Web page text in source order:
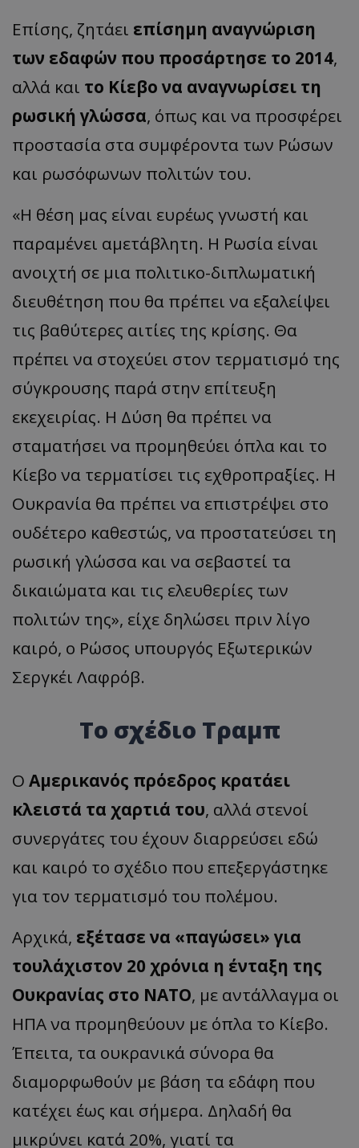
Επίσης, ζητάει επίσημη αναγνώριση
των εδαφών που προσάρτησε το 2014,
αλλά και το Κίεβο να αναγνωρίσει τη
ρωσική γλώσσα, όπως και να προσφέρει
προστασία στα συμφέροντα των Ρώσων
και ρωσόφωνων πολιτών του.
«Η θέση μας είναι ευρέως γνωστή και
παραμένει αμετάβλητη. Η Ρωσία είναι
ανοιχτή σε μια πολιτικο-διπλωματική
διευθέτηση που θα πρέπει να εξαλείψει
τις βαθύτερες αιτίες της κρίσης. Θα
πρέπει να στοχεύει στον τερματισμό της
σύγκρουσης παρά στην επίτευξη
εκεχειρίας. Η Δύση θα πρέπει να
σταματήσει να προμηθεύει όπλα και το
Κίεβο να τερματίσει τις εχθροπραξίες. Η
Ουκρανία θα πρέπει να επιστρέψει στο
ουδέτερο καθεστώς, να προστατεύσει τη
ρωσική γλώσσα και να σεβαστεί τα
δικαιώματα και τις ελευθερίες των
πολιτών της», είχε δηλώσει πριν λίγο
καιρό, ο Ρώσος υπουργός Εξωτερικών
Σεργκέι Λαφρόβ.
Το σχέδιο Τραμπ
Ο Αμερικανός πρόεδρος κρατάει
κλειστά τα χαρτιά του, αλλά στενοί
συνεργάτες του έχουν διαρρεύσει εδώ
και καιρό το σχέδιο που επεξεργάστηκε
για τον τερματισμό του πολέμου.
Αρχικά, εξέτασε να «παγώσει» για
τουλάχιστον 20 χρόνια η ένταξη της
Ουκρανίας στο ΝΑΤΟ, με αντάλλαγμα οι
ΗΠΑ να προμηθεύουν με όπλα το Κίεβο.
Έπειτα, τα ουκρανικά σύνορα θα
διαμορφωθούν με βάση τα εδάφη που
κατέχει έως και σήμερα. Δηλαδή θα
μικρύνει κατά 20%, γιατί τα